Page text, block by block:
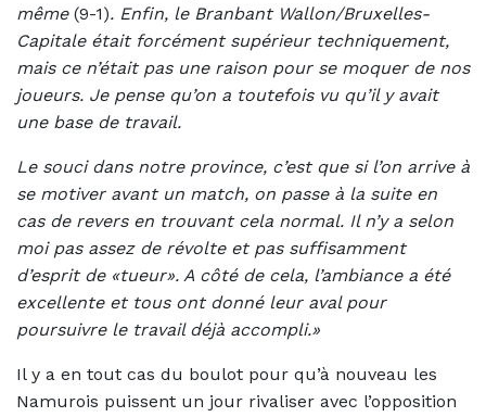
même (9-1). Enfin, le Branbant Wallon/Bruxelles-
Capitale était forcément supérieur techniquement,
mais ce n’était pas une raison pour se moquer de nos
joueurs. Je pense qu’on a toutefois vu qu’il y avait
une base de travail.
Le souci dans notre province, c’est que si l’on arrive à
se motiver avant un match, on passe à la suite en
cas de revers en trouvant cela normal. Il n’y a selon
moi pas assez de révolte et pas suffisamment
d’esprit de «tueur». A côté de cela, l’ambiance a été
excellente et tous ont donné leur aval pour
poursuivre le travail déjà accompli.»
Il y a en tout cas du boulot pour qu’à nouveau les
Namurois puissent un jour rivaliser avec l’opposition